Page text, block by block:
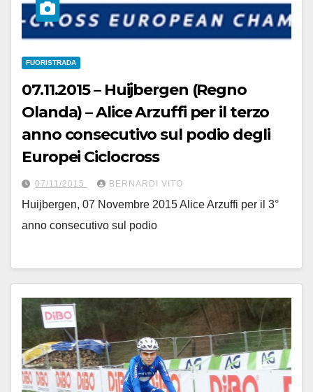
FUORISTRADA
07.11.2015 – Huijbergen (Regno
Olanda) – Alice Arzuffi per il terzo
anno consecutivo sul podio degli
Europei Ciclocross
07/11/2015 BERNARDI VITO
Huijbergen, 07 Novembre 2015 Alice Arzuffi per il 3°
anno consecutivo sul podio